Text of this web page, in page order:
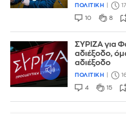
ΠΟΛΙΤΙΚΗ
10 8
ΣΥΡΙΖΑ για
αδιέξοδο,
αδιέξοδο
ΠΟΛΙΤΙΚΗ
4 15